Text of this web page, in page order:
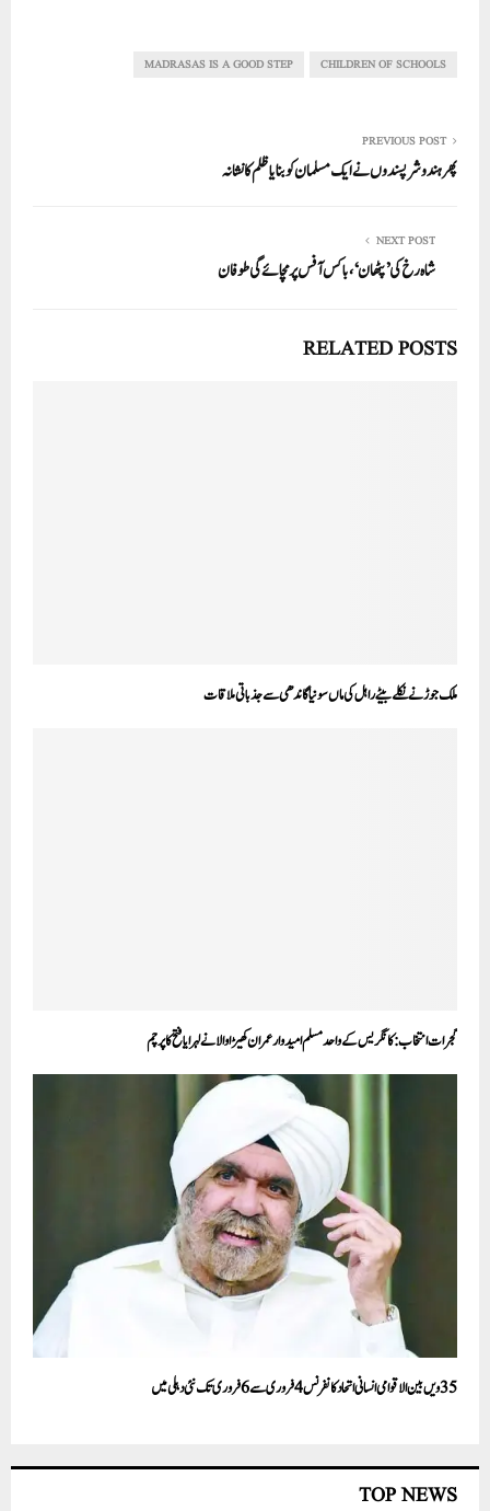
A
ok
r
In CHILDREN OF SCHOOLS
MADRASAS IS A GOOD STEP
PREVIOUS POST
پھرہندو شرپسندوں نے ایک مسلمان کو بنایا ظلم کا نشانہ
NEXT POST
شاہ رخ کی ’پٹھان‘، باکس آفس پرمچائے گی طوفان
RELATED POSTS
ملک جوڑنے نکلے بیٹے راہل کی ماں سونیا گاندھی سے جذباتی ملاقات
گجرات انتخاب: کانگریس کے واحد مسلم امیدوار عمران کھیڑاوالا نے لہرایا فتح کا پرچم
35ویں بین الاقوامی انسانی اتحاد کانفرنس 4فروری سے 6 فروری تک نئی دہلی میں
TOP NEWS